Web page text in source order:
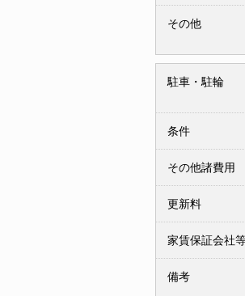
その他
駐車・駐輪
条件
その他諸費用
更新料
家賃保証会社
備考